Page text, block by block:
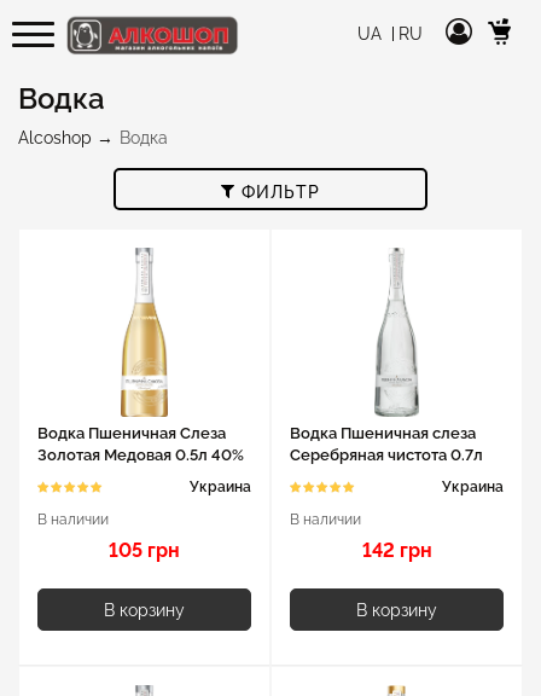
UA RU
Водка
Alcoshop Водка
ФИЛЬТР
Водка Пшеничная Слеза
Золотая Медовая 0.5л 40%
Украина
В наличии
105 грн
В корзину
Водка Пшеничная слеза
Серебряная чистота 0.7л
40%
Украина
В наличии
142 грн
В корзину